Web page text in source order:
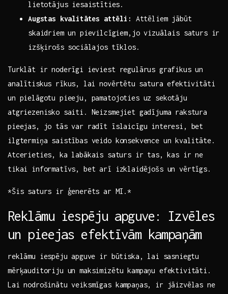
lietotājus iesaistīties.
Augstas kvalitātes attēli:
Attēliem jābūt
skaidriem un pievilcīgiem,jo vizuālais saturs ir
izšķirošs sociālajos⁣ tīklos.
Turklāt ‍ir noderīgi ieviest regulārus grafikus un
analītiskus rīkus,⁢ lai ​novērtētu⁢ satura efektivitāti⁤
un pielāgotu‍ pieeju, pamatojoties uz sekotāju
atgriezenisko ​saiti. Neizsmejiet gadījuma rakstura
pieejas, jo tās var radīt īslaicīgu interesi, bet
ilgtermiņa saistības veido konsekvence un⁤ kvalitāte.
Atcerieties, ka labākais ⁤saturs ir tas, kas‍ ir ne
tikai informatīvs, bet arī izklaidējošs un vērtīgs.
*Šis saturs ir ģenerēts ar MI.*
Reklāmu iespēju apguve: Izvēles
un pieejas ‍efektīvām kampaņām
reklāmu iespēju⁣ apguve ir būtiska, lai sasniegtu
mērķauditoriju un maksimizētu kampaņu efektivitāti.
Lai nodrošinātu veiksmīgas kampaņas,​ ir jāizvēlas ne